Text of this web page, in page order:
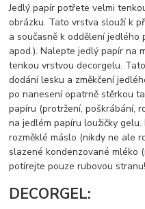
Jedlý papír potřete velmi
obrázku. Tato vrstva slouží k
a současně k oddělení
apod.). Nalepte jedlý papír na
tenkou vrstvou decorgelu.
dodání lesku a změkčení
po nanesení opatrně stěrkou
papíru (protržení, poškrábání,
na jedlém papíru loužičky
rozměklé máslo (nikdy ne ale
slazené kondenzované mléko
potírejte pouze rubovou stranu!
DECORGEL: